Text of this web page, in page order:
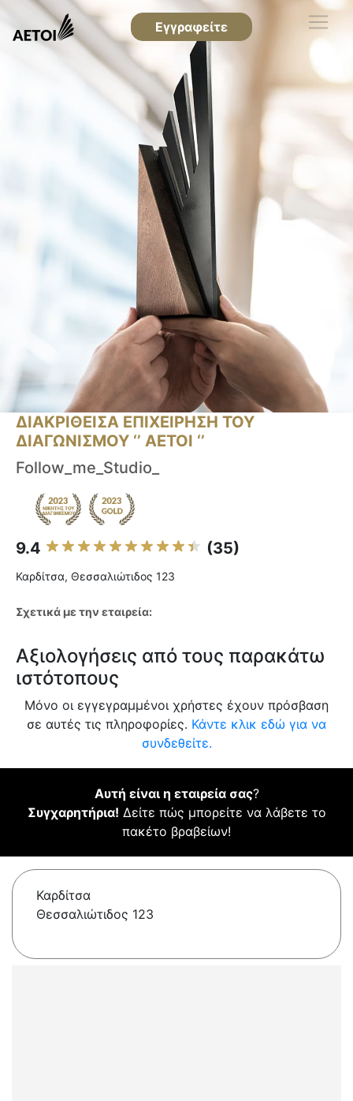
Εγγραφείτε
ΔΙΑΚΡΙΘΕΙΣΑ ΕΠΙΧΕΙΡΗΣΗ ΤΟΥ
ΔΙΑΓΩΝΙΣΜΟΥ ‘’ ΑΕΤΟΙ ‘’
Follow_me_Studio_
9.4 (35)
Καρδίτσα, Θεσσαλιώτιδος 123
Σχετικά με την εταιρεία:
Αξιολογήσεις από τους παρακάτω
ιστότοπους
Μόνο οι εγγεγραμμένοι χρήστες έχουν πρόσβαση
σε αυτές τις πληροφορίες. Κάντε κλικ εδώ για να
συνδεθείτε.
Αυτή είναι η εταιρεία σας?
Συγχαρητήρια! Δείτε πώς μπορείτε να λάβετε το
πακέτο βραβείων!
Καρδίτσα
Θεσσαλιώτιδος 123